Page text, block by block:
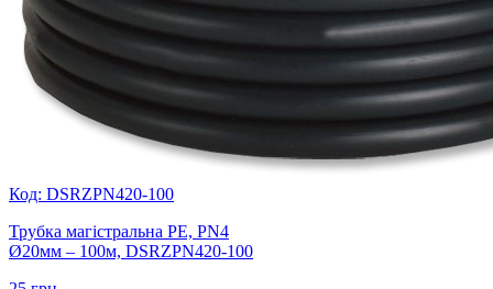
Код: DSRZPN420-100
Трубка магістральна PE, PN4
Ø20мм – 100м, DSRZPN420-100